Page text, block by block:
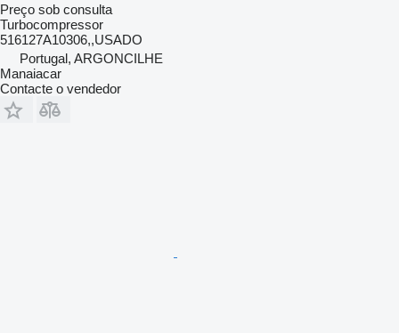
Preço sob consulta
Turbocompressor
516127A10306,,USADO
Portugal, ARGONCILHE
Manaiacar
Contacte o vendedor